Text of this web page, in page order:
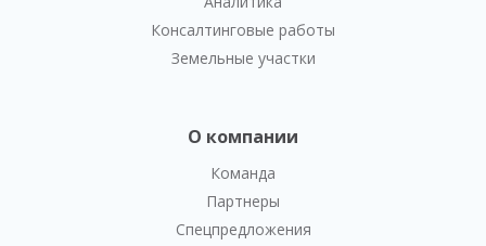
Консалтинговые работы
Земельные участки
О компании
Команда
Партнеры
Спецпредложения